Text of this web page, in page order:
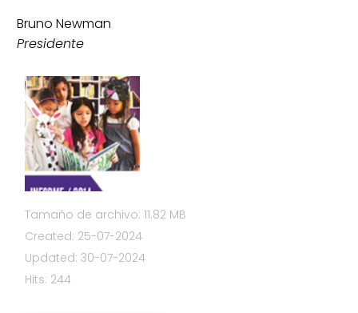
Bruno Newman
Presidente
Tamaño de archivo: 11.82 MB
Created: 25-07-2024
Updated: 30-07-2024
Hits: 244